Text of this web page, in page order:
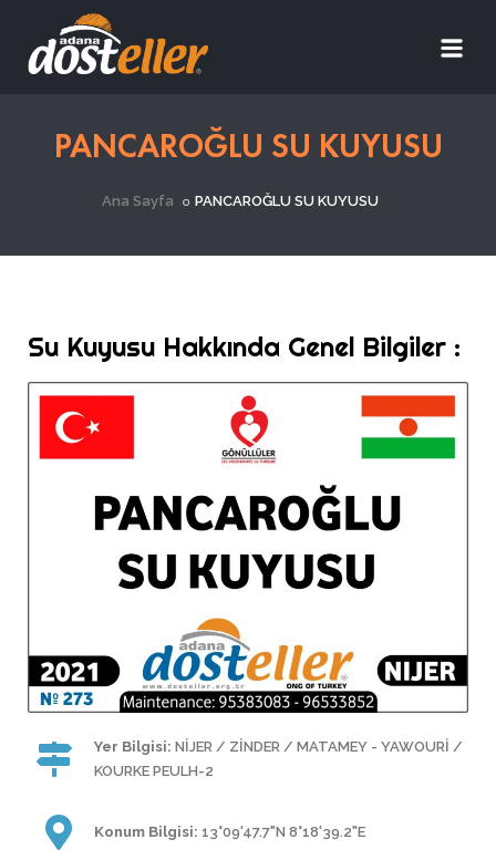
PANCAROĞLU SU KUYUSU
Ana Sayfa PANCAROĞLU SU KUYUSU
Su Kuyusu Hakkında Genel Bilgiler :
Yer Bilgisi: NİJER / ZİNDER / MATAMEY - YAWOURİ /
KOURKE PEULH-2
Konum Bilgisi: 13°09'47.7"N 8°18'39.2"E